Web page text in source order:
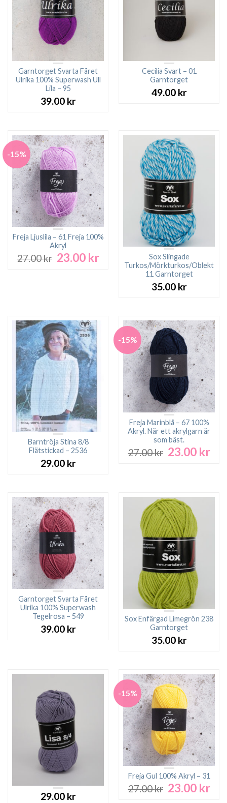
Garntorget Svarta Fåret
Ulrika 100% Superwash Ull
Lila – 95
39.00 kr
Cecilia Svart – 01
Garntorget
49.00 kr
-15%
Freja Ljuslila – 61 Freja 100%
Akryl
27.00kr Det
23.00 krDet
nuvarande
Sox Slingade
Turkos/Mörkturkos/Oblekt
11 Garntorget
35.00 kr
Barntröja Stina 8/8
Flätstickad – 2536
29.00 kr
-15%
Freja Marinblå – 67 100%
Akryl. När ett akrylgarn är
som bäst.
27.00kr Det
23.00 krDet
Garntorget Svarta Fåret
Ulrika 100% Superwash
Tegelrosa – 549
39.00 kr
Sox Enfärgad Limegrön 238
Garntorget
35.00 kr
29.00 kr
-15%
Freja Gul 100% Akryl – 31
27.00kr Det
23.00 krDet